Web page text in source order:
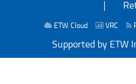
ETW Cloud VRC
Supported by ETW